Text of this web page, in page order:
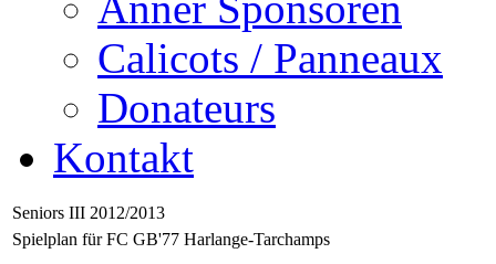
Calicots / Panneaux
Donateurs
Kontakt
Seniors III 2012/2013
Spielplan für FC GB'77 Harlange-Tarchamps